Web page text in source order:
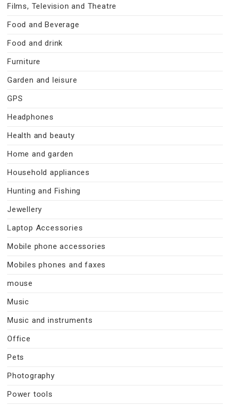
Films, Television and Theatre
Food and Beverage
Food and drink
Furniture
Garden and leisure
GPS
Headphones
Health and beauty
Home and garden
Household appliances
Hunting and Fishing
Jewellery
Laptop Accessories
Mobile phone accessories
Mobiles phones and faxes
mouse
Music
Music and instruments
Office
Pets
Photography
Power tools